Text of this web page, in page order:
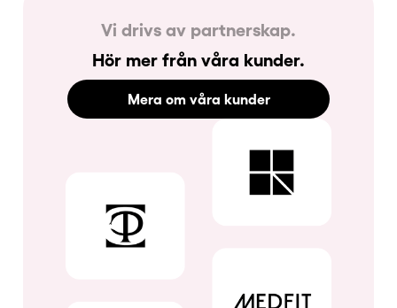
Vi drivs av partnerskap.
Hör mer från våra kunder.
Mera om våra kunder